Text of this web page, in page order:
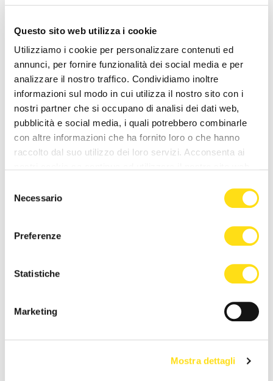
Questo sito web utilizza i cookie
Utilizziamo i cookie per personalizzare contenuti ed
annunci, per fornire funzionalità dei social media e per
analizzare il nostro traffico. Condividiamo inoltre
informazioni sul modo in cui utilizza il nostro sito con i
nostri partner che si occupano di analisi dei dati web,
pubblicità e social media, i quali potrebbero combinarle
con altre informazioni che ha fornito loro o che hanno
raccolto dal suo utilizzo dei loro servizi. Acconsenta ai
delNecessario
Preferenze
Statistiche
Marketing
Mostra dettagli
ASUGI INFORMA
Malattie della pelle, ASUGI
introduce la “biopsia
26 Maggio 2026
Invalidità civile, dal 1° giugno
cambia tutto per gli over 70:
25 Maggio 2026
medico di Katja Lavrenčič
Tiroide 2026: prevenzione,
informazione e diagnosi [...]